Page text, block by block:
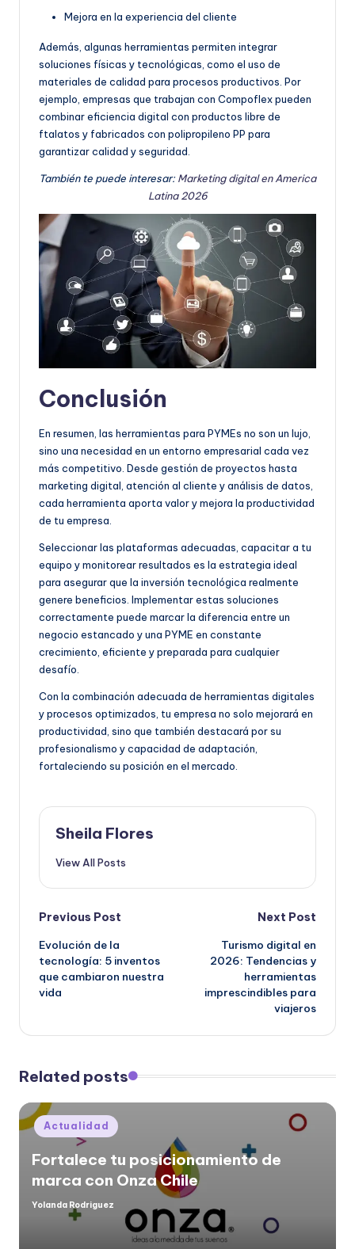
Mejora en la experiencia del cliente
Además, algunas herramientas permiten integrar
soluciones físicas y tecnológicas, como el uso de
materiales de calidad para procesos productivos. Por
ejemplo, empresas que trabajan con Compoflex pueden
combinar eficiencia digital con productos libre de
ftalatos y fabricados con polipropileno PP para
garantizar calidad y seguridad.
También te puede interesar:Marketing digital en America
Latina 2026
Conclusión
En resumen, las herramientas para PYMEs no son un lujo,
sino una necesidad en un entorno empresarial cada vez
más competitivo. Desde gestión de proyectos hasta
marketing digital, atención al cliente y análisis de datos,
cada herramienta aporta valor y mejora la productividad
de tu empresa.
Seleccionar las plataformas adecuadas, capacitar a tu
equipo y monitorear resultados es la estrategia ideal
para asegurar que la inversión tecnológica realmente
genere beneficios. Implementar estas soluciones
correctamente puede marcar la diferencia entre un
negocio estancado y una PYME en constante
crecimiento, eficiente y preparada para cualquier
desafío.
Con la combinación adecuada de herramientas digitales
y procesos optimizados, tu empresa no solo mejorará en
productividad, sino que también destacará por su
profesionalismo y capacidad de adaptación,
fortaleciendo su posición en el mercado.
Sheila Flores
View All Posts
Post
navigation
Previous Post
Evolución de la
tecnología: 5 inventos
que cambiaron nuestra
vida
Next Post
Turismo digital en
2026: Tendencias y
herramientas
imprescindibles para
viajeros
Related posts
Posted
in
Actualidad
Fortalece tu posicionamiento de
marca con Onza Chile
Posted
Yolanda Rodriguez